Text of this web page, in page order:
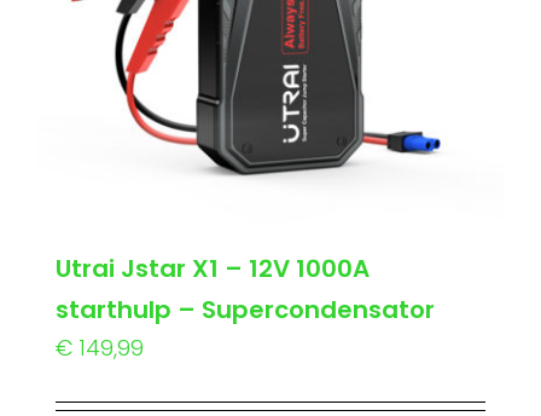
Utrai Jstar X1 – 12V 1000A
starthulp – Supercondensator
€ 149,99